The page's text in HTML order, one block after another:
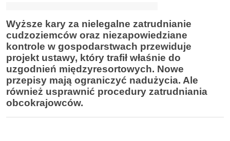
Wyższe kary za nielegalne zatrudnianie
cudzoziemców oraz niezapowiedziane
kontrole w gospodarstwach przewiduje
projekt ustawy, który trafił właśnie do
uzgodnień międzyresortowych. Nowe
przepisy mają ograniczyć nadużycia. Ale
również usprawnić procedury zatrudniania
obcokrajowców.